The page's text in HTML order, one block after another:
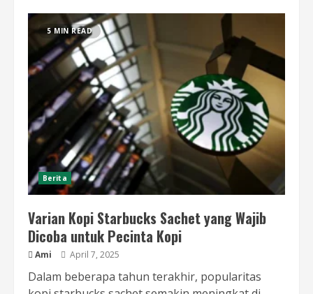
5 MIN READ
Berita
Varian Kopi Starbucks Sachet yang Wajib
Dicoba untuk Pecinta Kopi
Ami April 7, 2025
Dalam beberapa tahun terakhir, popularitas